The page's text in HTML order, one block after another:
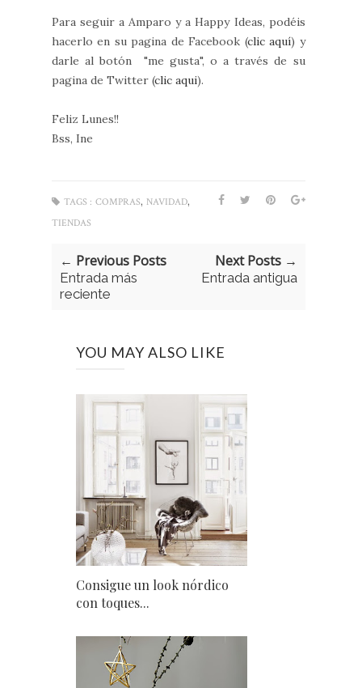
Para seguir a Amparo y a Happy Ideas, podéis
hacerlo en su pagina de Facebook (clic aquí) y
darle al botón "me gusta", o a través de su
pagina de Twitter (clic aqui).
Feliz Lunes!!
Bss, Ine
TAGS : COMPRAS, NAVIDAD,
TIENDAS
← Previous Posts
Entrada más
reciente
Next Posts →
Entrada antigua
YOU MAY ALSO LIKE
Consigue un look nórdico
con toques...